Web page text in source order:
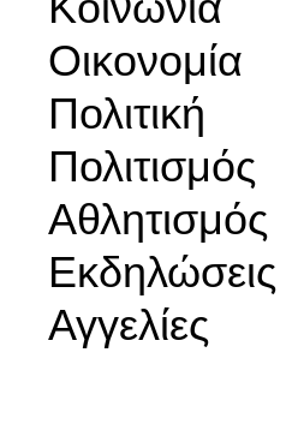
Οικονομία
Πολιτική
Πολιτισμός
Αθλητισμός
Εκδηλώσεις
Αγγελίες